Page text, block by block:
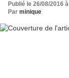
Publié le 26/08/2016
Par minique